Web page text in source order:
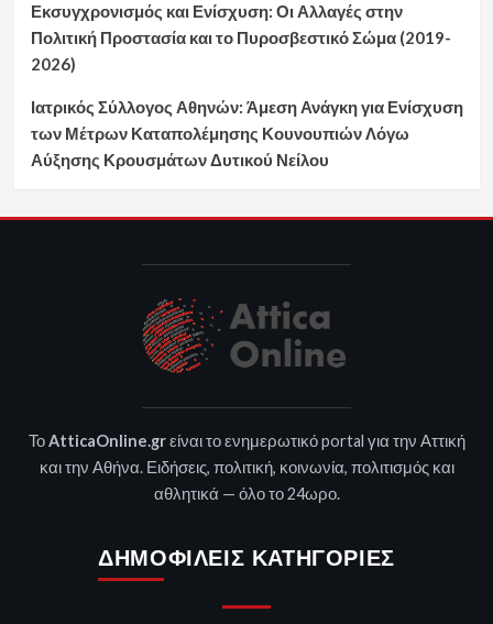
Εκσυγχρονισμός και Ενίσχυση: Οι Αλλαγές στην
Πολιτική Προστασία και το Πυροσβεστικό Σώμα (2019-
2026)
Ιατρικός Σύλλογος Αθηνών: Άμεση Ανάγκη για Ενίσχυση
των Μέτρων Καταπολέμησης Κουνουπιών Λόγω
Αύξησης Κρουσμάτων Δυτικού Νείλου
ΤοAtticaOnline.grείναι το ενημερωτικό portal για την Αττική
και την Αθήνα. Ειδήσεις, πολιτική, κοινωνία, πολιτισμός και
αθλητικά — όλο το 24ωρο.
ΔΗΜΟΦΙΛΕΊΣ ΚΑΤΗΓΟΡΊΕΣ